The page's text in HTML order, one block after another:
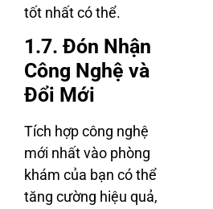
tốt nhất có thể.
1.7. Đón Nhận
Công Nghệ và
Đổi Mới
Tích hợp công nghệ
mới nhất vào phòng
khám của bạn có thể
tăng cường hiệu quả,